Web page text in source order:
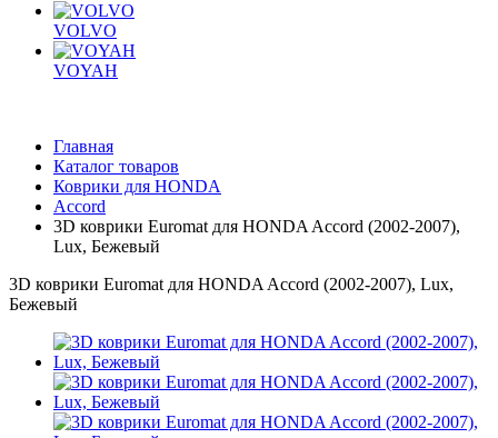
VOLVO
VOYAH
Главная
Каталог товаров
Коврики для HONDA
Accord
3D коврики Euromat для HONDA Accord (2002-2007),
Lux, Бежевый
3D коврики Euromat для HONDA Accord (2002-2007), Lux,
Бежевый